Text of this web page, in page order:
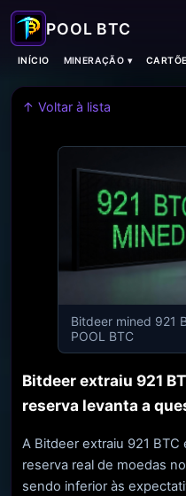
INÍCIO MINERAÇÃO ▾
↑ Voltar à lista
Bitdeer mined 921
POOL BTC
Bitdeer extraiu 921
reserva levanta a
A Bitdeer extraiu 921
reserva real de moedas
sendo inferior às